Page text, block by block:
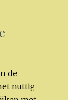
de
nuttig